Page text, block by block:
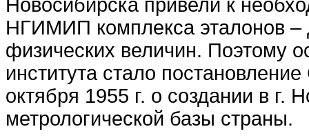
Новосибирска привели к
НГИМИП комплекса эталонов –
физических величин. Поэтому
института стало
октября 1955 г. о создании в г.
метрологической базы страны.